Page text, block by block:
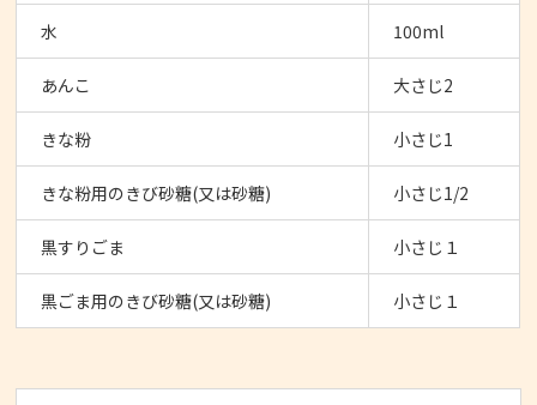
水 100ml
あんこ 大さじ2
きな粉 小さじ1
きな粉用のきび砂糖(又は砂糖) 小さじ1/2
黒すりごま 小さじ１
黒ごま用のきび砂糖(又は砂糖) 小さじ１